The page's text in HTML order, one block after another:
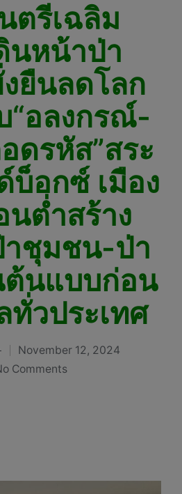
ตรีเฉลิม
นหน้าป่า
ยืนลดโลก
“อลงกรณ์-
ดรหัส”สระ
อกซ์ เมือง
นต่ำสร้าง
าชุมชน-ป่า
นแบบก่อน
ทั่วประเทศ
November 12, 2024
Comments